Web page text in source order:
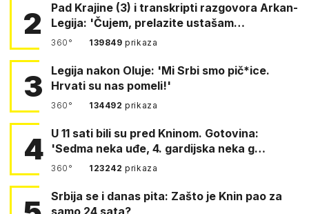
2
Pad Krajine (3) i transkripti razgovora Arkan-
Legija: 'Čujem, prelazite ustašam…
360° 139849prikaza
3
Legija nakon Oluje: 'Mi Srbi smo pič*ice.
Hrvati su nas pomeli!'
360° 134492prikaza
4 U 11 sati bili su pred Kninom. Gotovina:
'Sedma neka uđe, 4. gardijska neka g…
360° 123242prikaza
Srbija se i danas pita: Zašto je Knin pao za